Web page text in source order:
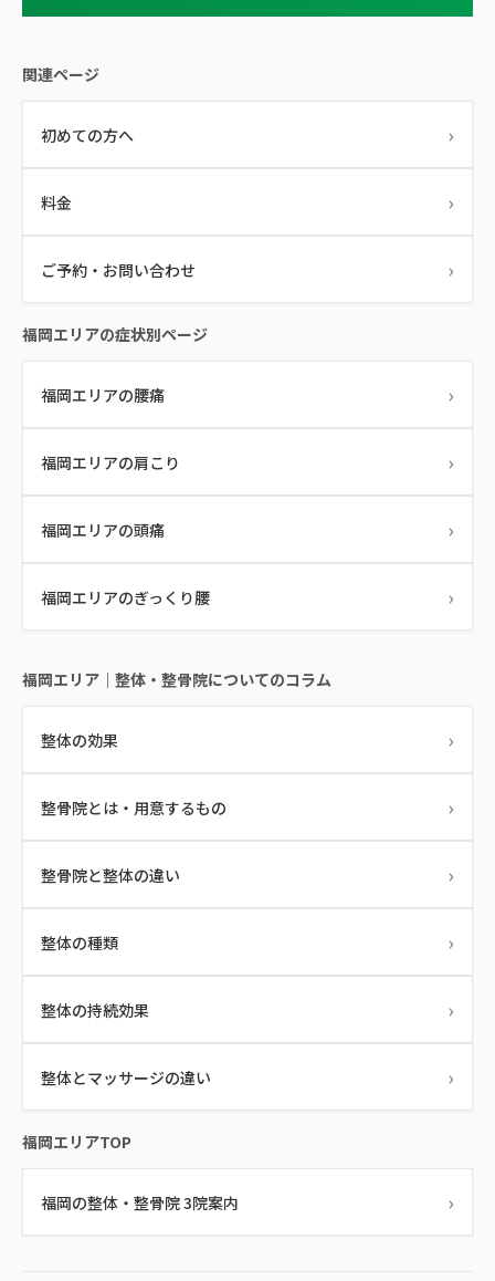
関連ページ
初めての方へ ›
料金 ›
ご予約・お問い合わせ ›
福岡エリアの症状別ページ
福岡エリアの腰痛 ›
福岡エリアの肩こり ›
福岡エリアの頭痛 ›
福岡エリアのぎっくり腰 ›
福岡エリア｜整体・整骨院についてのコラム
整体の効果 ›
整骨院とは・用意するもの ›
整骨院と整体の違い ›
整体の種類 ›
整体の持続効果 ›
整体とマッサージの違い ›
福岡エリアTOP
福岡の整体・整骨院 3院案内 ›